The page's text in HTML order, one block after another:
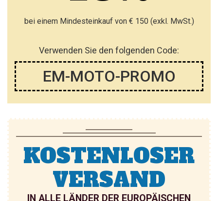
bei einem Mindesteinkauf von € 150 (exkl. MwSt.)
Verwenden Sie den folgenden Code:
EM-MOTO-PROMO
KOSTENLOSER
VERSAND
IN ALLE LÄNDER DER EUROPÄISCHEN